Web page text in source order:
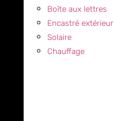
Boîte aux lettres
Encastré extérieur
Solaire
Chauffage